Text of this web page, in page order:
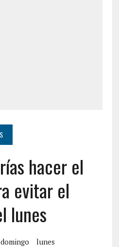
hacer el
evitar el
lunes
domingo lunes